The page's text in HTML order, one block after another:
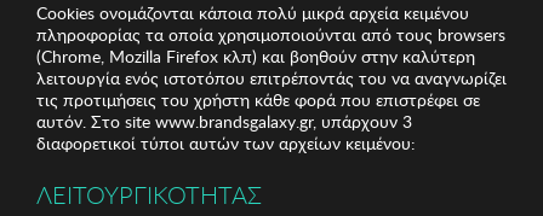
Cookies ονομάζονται κάποια πολύ μικρά αρχεία κειμένου
πληροφορίας τα οποία χρησιμοποιούνται από τους browsers
(Chrome, Mozilla Firefox κλπ) και βοηθούν στην καλύτερη
λειτουργία ενός ιστοτόπου επιτρέποντάς του να αναγνωρίζει
τις προτιμήσεις του χρήστη κάθε φορά που επιστρέφει σε
αυτόν. Στο site www.brandsgalaxy.gr, υπάρχουν 3
διαφορετικοί τύποι αυτών των αρχείων κειμένου:
ΛΕΙΤΟΥΡΓΙΚΟΤΗΤΑΣ